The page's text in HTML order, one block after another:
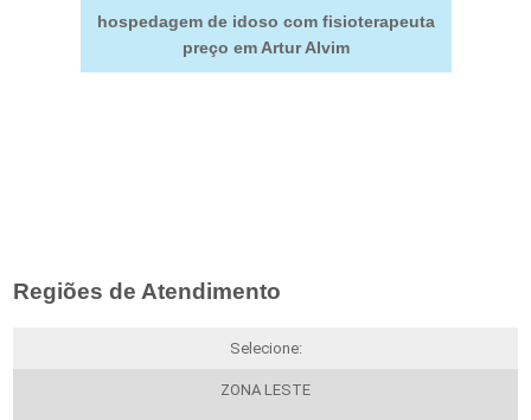
hospedagem de idoso com fisioterapeuta
preço em Artur Alvim
Regiões de Atendimento
Selecione:
ZONA LESTE